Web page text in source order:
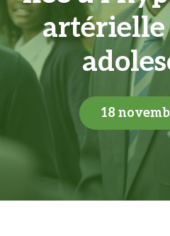
artérielle
18